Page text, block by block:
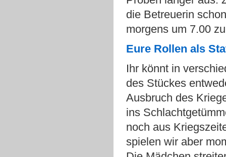
die Betreuerin
morgens um 7.00
Eure Rollen als
Ihr könnt in
des Stückes
Ausbruch des
ins
noch aus
spielen wir aber